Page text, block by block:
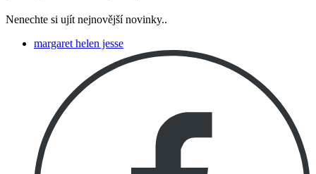
Nenechte si ujít nejnovější novinky..
margaret helen jesse